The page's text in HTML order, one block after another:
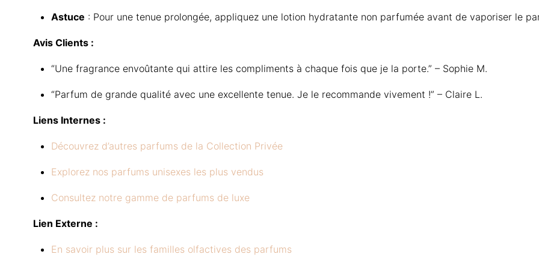
Astuce : Pour une tenue prolongée, appliquez une lotion hydratante non parfumée avant de vaporiser le
Avis Clients :
“Une fragrance envoûtante qui attire les compliments à chaque fois que je la porte.” – Sophie M.
“Parfum de grande qualité avec une excellente tenue. Je le recommande vivement !” – Claire L.
Liens Internes :
Découvrez d’autres parfums de la Collection Privée
Explorez nos parfums unisexes les plus vendus
Consultez notre gamme de parfums de luxe
Lien Externe :
En savoir plus sur les familles olfactives des parfums